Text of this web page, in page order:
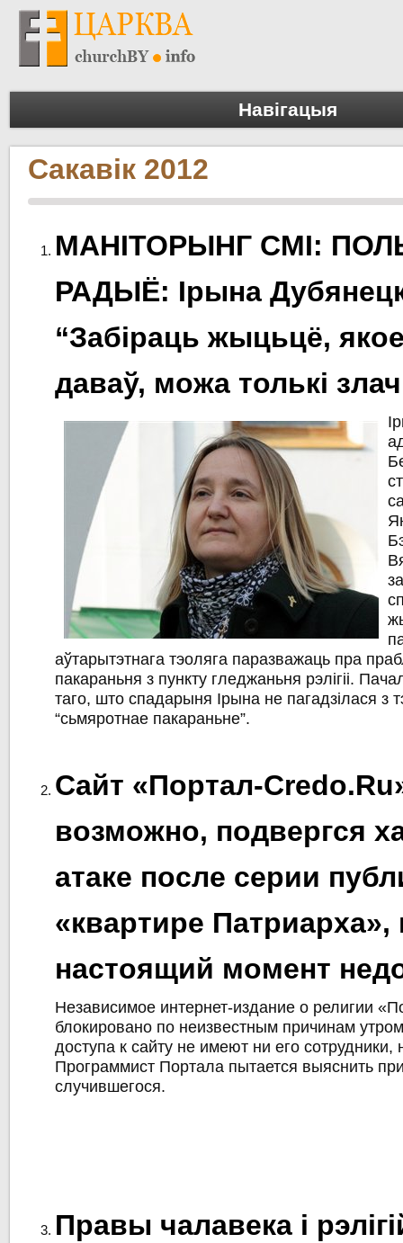
Навігацыя
Сакавік 2012
МАНІТОРЫНГ СМІ:
РАДЫЁ: Ірына
“Забіраць жыцьцё,
даваў, можа толькі
аўтарытэтнага тэоляга паразважаць пра
пакараньня з пункту гледжаньня рэлігіі.
таго, што спадарыня Ірына не пагадзілася з
“сьмяротнае пакараньне”.
Сайт «Портал-
возможно, подвергся
атаке после серии
«квартире Патриарха»,
настоящий момент
Независимое интернет-издание о религии
блокировано по неизвестным причинам
доступа к сайту не имеют ни его сотрудники,
Программист Портала пытается выяснить
случившегося.
Правы чалавека і